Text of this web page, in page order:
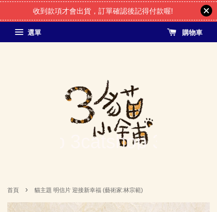
收到款項才會出貨，訂單確認後記得付款喔!
選單 購物車
首頁 › 貓主題 明信片 迎接新幸福 (藝術家:林宗範)